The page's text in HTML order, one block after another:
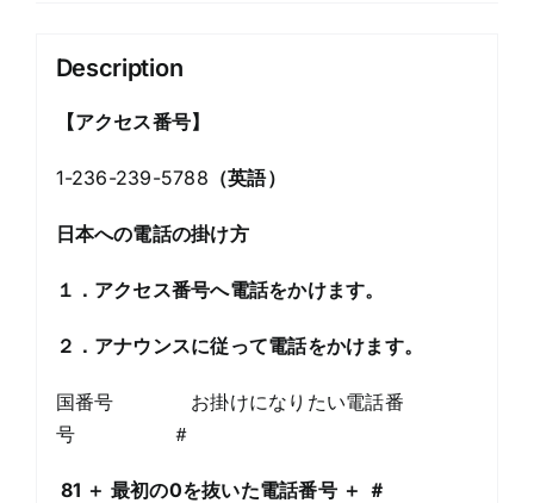
Description
【アクセス番号】
1-236-239-5788 （英語）
日本への電話の掛け方
１．アクセス番号へ電話をかけます。
２．アナウンスに従って電話をかけます。
国番号 お掛けになりたい電話番
号 ＃
81 ＋ 最初の0を抜いた電話番号 ＋ ＃